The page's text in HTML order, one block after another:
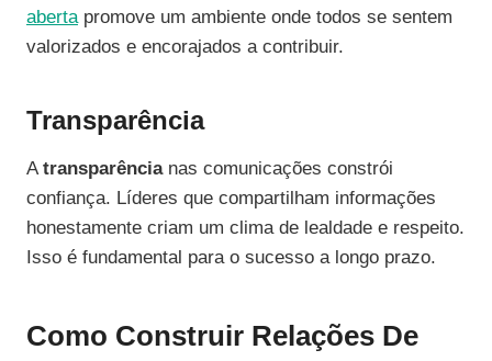
abertapromove um ambiente onde todos se sentem
valorizados e encorajados a contribuir.
Transparência
Atransparêncianas comunicações constrói
confiança. Líderes que compartilham informações
honestamente criam um clima de lealdade e respeito.
Isso é fundamental para o sucesso a longo prazo.
Como Construir Relações De